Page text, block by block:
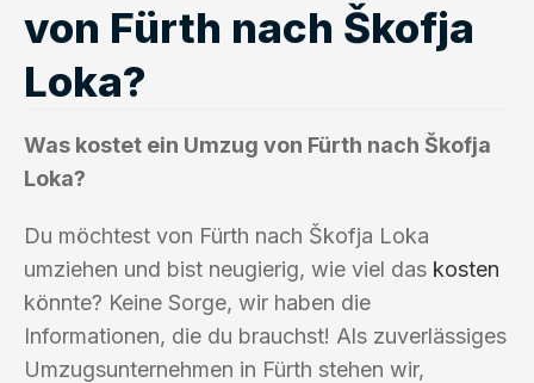
von Fürth nach Škofja
Loka?
Was kostet ein Umzug von Fürth nach Škofja
Loka?
Du möchtest von Fürth nach Škofja Loka
umziehen und bist neugierig, wie viel das kosten
könnte? Keine Sorge, wir haben die
Informationen, die du brauchst! Als zuverlässiges
Umzugsunternehmen in Fürth stehen wir,